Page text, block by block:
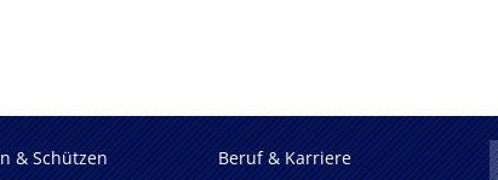
& Schützen
Beruf & Karriere